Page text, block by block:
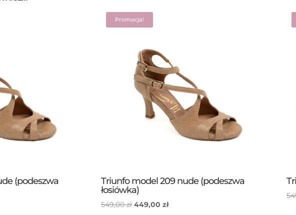
(podeszwa
Promocja!
Triunfo model 209 nude (podeszwa
łosiówka)
549,00zł Pierwotna
449,00 złAktualna